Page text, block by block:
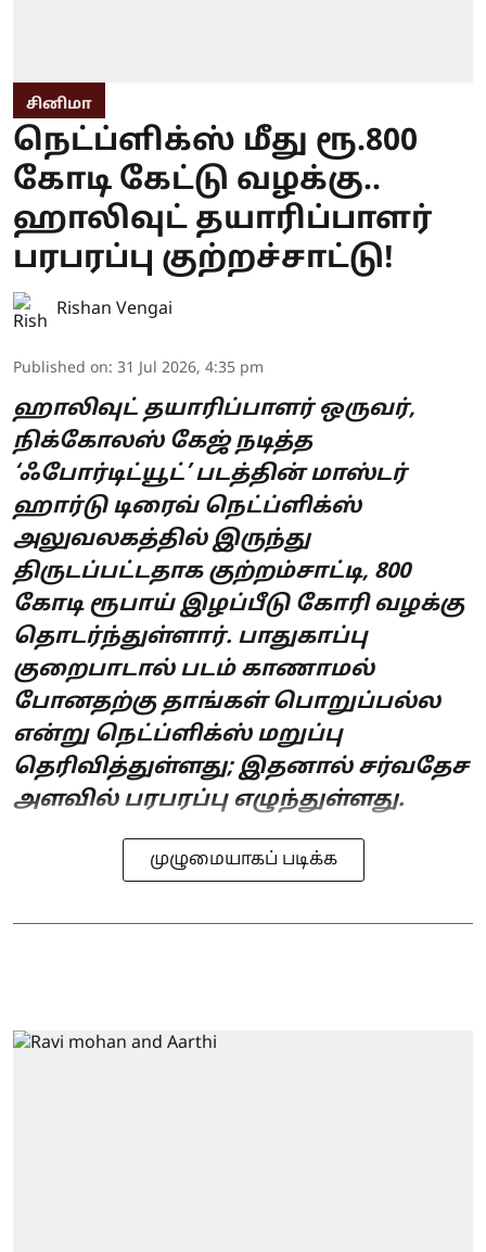
சினிமா
நெட்ப்ளிக்ஸ் மீது ரூ.800
கோடி கேட்டு வழக்கு..
ஹாலிவுட் தயாரிப்பாளர்
பரபரப்பு குற்றச்சாட்டு!
Rishan Vengai
Published on: 31 Jul 2026, 4:35 pm
ஹாலிவுட் தயாரிப்பாளர் ஒருவர்,
நிக்கோலஸ் கேஜ் நடித்த
‘ஃபோர்டிட்யூட்’ படத்தின் மாஸ்டர்
ஹார்டு டிரைவ் நெட்ப்ளிக்ஸ்
அலுவலகத்தில் இருந்து
திருடப்பட்டதாக குற்றம்சாட்டி, 800
கோடி ரூபாய் இழப்பீடு கோரி வழக்கு
தொடர்ந்துள்ளார். பாதுகாப்பு
குறைபாடால் படம் காணாமல்
போனதற்கு தாங்கள் பொறுப்பல்ல
என்று நெட்ப்ளிக்ஸ் மறுப்பு
தெரிவித்துள்ளது; இதனால் சர்வதேச
அளவில் பரபரப்பு எழுந்துள்ளது.
முழுமையாகப் படிக்க